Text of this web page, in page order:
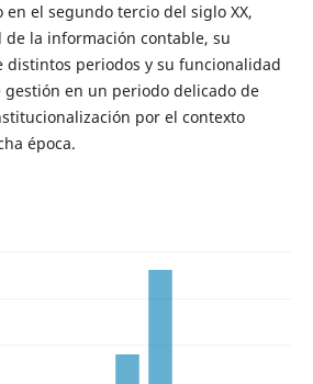
el segundo tercio del siglo XX,
la información contable, su
periodos y su funcionalidad
en un periodo delicado de
por el contexto
época.